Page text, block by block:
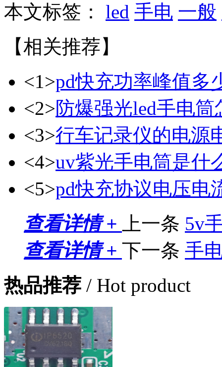
本文标签： led 手电 一般
【相关推荐】
<1>pd快充功率峰值多
<2>防爆强光led手电筒
<3>行车记录仪的电源
<4>uv紫光手电筒是什
<5>pd快充协议电压电
查看详情 +
上一条 5v
查看详情 + 下一条 手
热品推荐 / Hot product